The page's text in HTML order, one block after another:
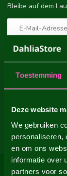
Toestemming
Deze website
We gebruiken
personaliseren,
en om ons
informatie over
partners voor
Wenn Sie Fragen
haben, besuchen
Bleibe auf dem